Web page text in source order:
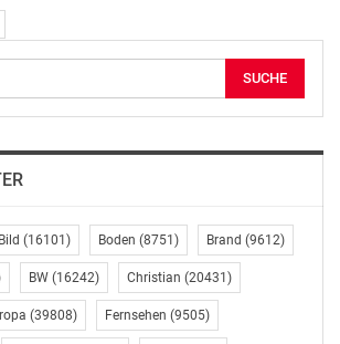
Bild (16101) Boden (8751) Brand (9612)
BW (16242) Christian (20431)
(39808) Fernsehen (9505)